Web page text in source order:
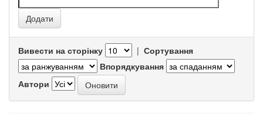
Вивести на сторінку | Сортування
Впорядкування
Автори